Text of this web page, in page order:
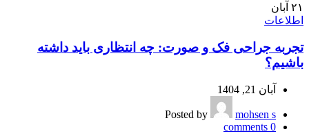
۲۱ آبان
اطلاعات
تجربه جراحی فک و صورت: چه انتظاری باید داشته
باشیم؟
آبان 21, 1404
Posted by
mohsen s
0
comments